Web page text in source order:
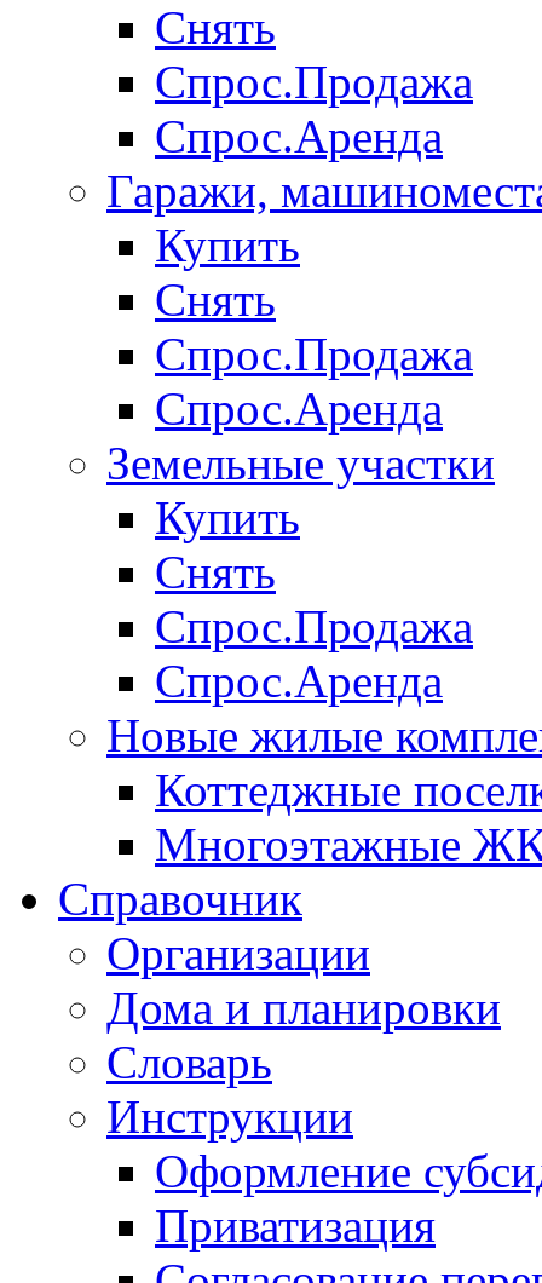
Снять
Спрос.Продажа
Спрос.Аренда
Гаражи,
Купить
Снять
Спрос.Продажа
Спрос.Аренда
Земельные участки
Купить
Снять
Спрос.Продажа
Спрос.Аренда
Новые жилые
Коттеджные
Многоэтажные
Справочник
Организации
Дома и планировки
Словарь
Инструкции
Оформление
Приватизация